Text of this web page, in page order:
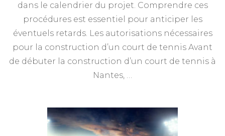
dans le calendrier du projet. Comprendre ces
procédures est essentiel pour anticiper les
éventuels retards.​ Les autorisations nécessaires
pour la construction d’un court de tennis Avant
de débuter la construction d’un court de tennis à
Nantes, …